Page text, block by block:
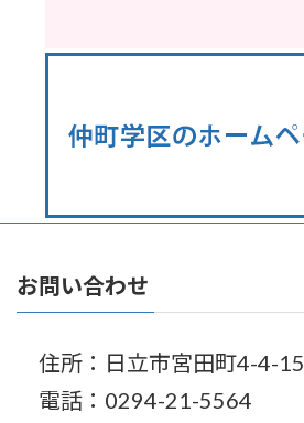
お問い合わせ
住所：日立市宮田町4-4-15
電話：0294-21-5564